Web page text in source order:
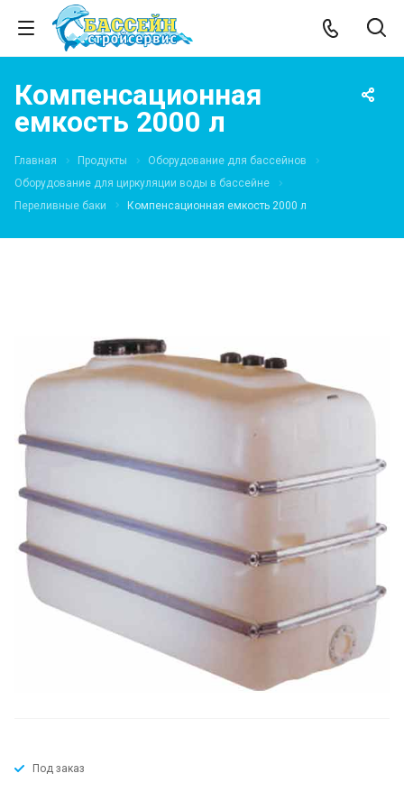
Компенсационная
емкость 2000 л
Главная Продукты
Оборудование для бассейнов
Оборудование для циркуляции воды в бассейне
Переливные баки
Компенсационная емкость 2000 л
Под заказ